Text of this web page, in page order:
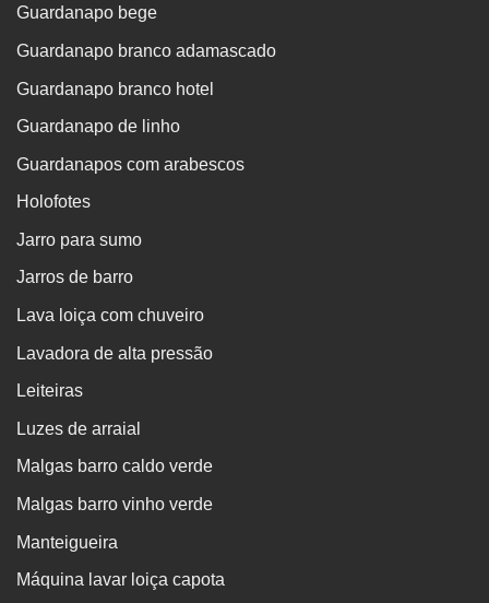
Guardanapo bege
Guardanapo branco adamascado
Guardanapo branco hotel
Guardanapo de linho
Guardanapos com arabescos
Holofotes
Jarro para sumo
Jarros de barro
Lava loiça com chuveiro
Lavadora de alta pressão
Leiteiras
Luzes de arraial
Malgas barro caldo verde
Malgas barro vinho verde
Manteigueira
Máquina lavar loiça capota